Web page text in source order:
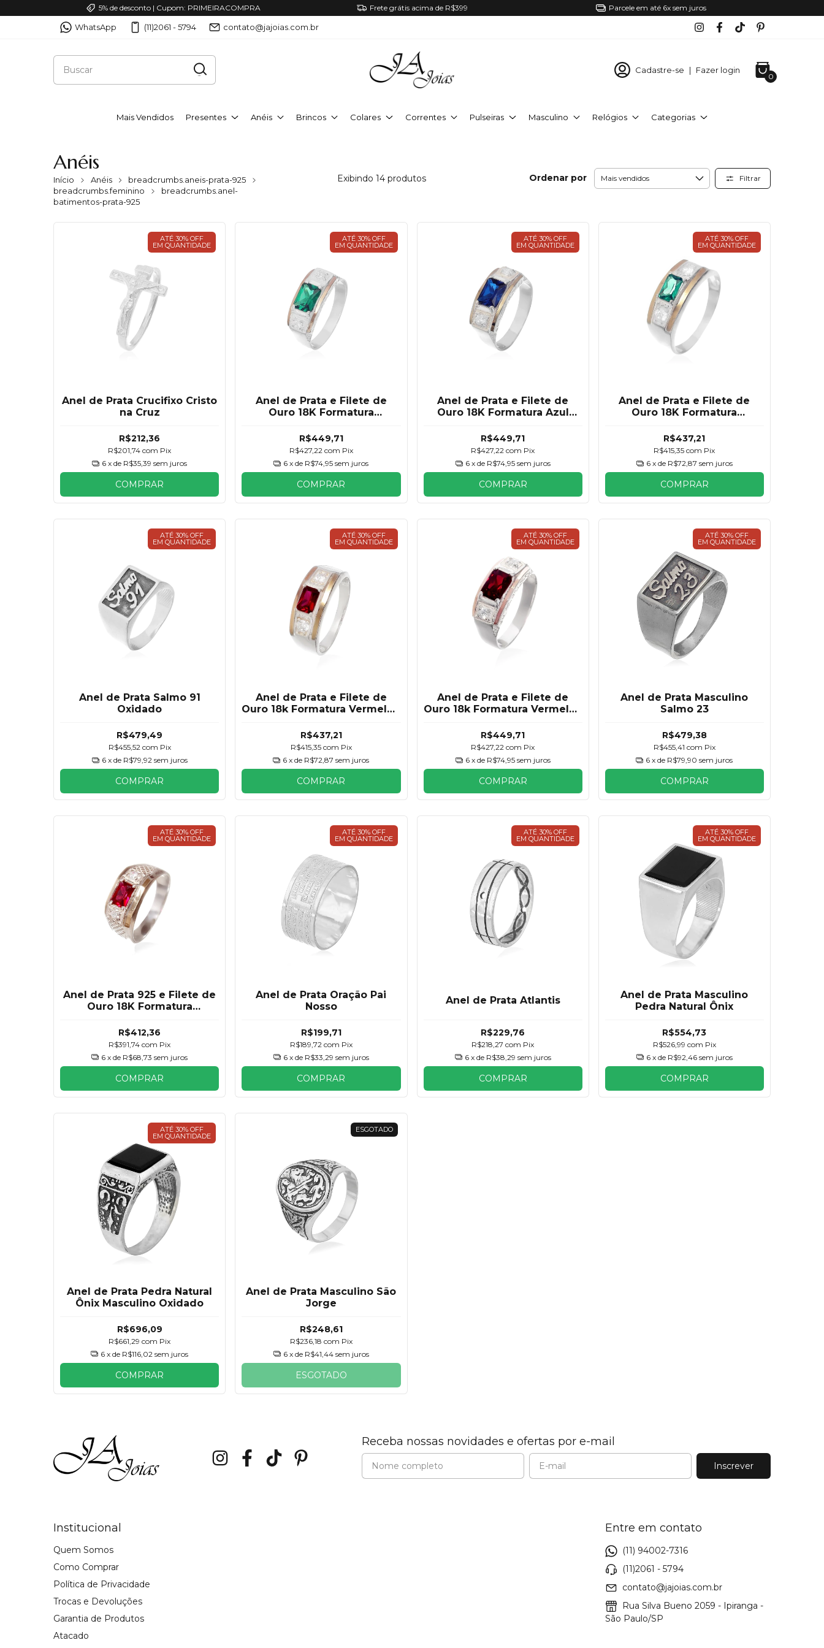
5% de desconto | Cupom: PRIMEIRACOMPRA Frete grátis acima de R$399 Parcele em até 6x sem juros
WhatsApp (11)2061 - 5794 contato@jajoias.com.br
Cadastre-se | Fazer login
0
Mais Vendidos Presentes Anéis Brincos Colares Correntes Pulseiras Masculino Relógios Categorias
Anéis
Início Anéis
breadcrumbs.aneis-prata-925
breadcrumbs.feminino
breadcrumbs.anel-
batimentos-prata-925
Exibindo 14 produtos Ordenar por Filtrar
ATÉ 30% OFF
EM QUANTIDADE
Anel de Prata Crucifixo Cristo
na Cruz
R$212,36
R$201,74com Pix
6 x de R$35,39 sem juros
COMPRAR
ATÉ 30% OFF
EM QUANTIDADE
Anel de Prata e Filete de
Ouro 18K Formatura
R$449,71
R$427,22 com Pix
6 x de R$74,95 sem juros
COMPRAR
ATÉ 30% OFF
EM QUANTIDADE
Anel de Prata e Filete de
Ouro 18K Formatura Azul
R$449,71
R$427,22com Pix
6 x de R$74,95 sem juros
COMPRAR
ATÉ 30% OFF
EM QUANTIDADE
Anel de Prata e Filete de
Ouro 18K Formatura
R$437,21
R$415,35com Pix
6 x de R$72,87 sem juros
COMPRAR
ATÉ 30% OFF
EM QUANTIDADE
Anel de Prata Salmo 91
Oxidado
R$479,49
R$455,52 com Pix
6 x de R$79,92 sem juros
COMPRAR
ATÉ 30% OFF
EM QUANTIDADE
Anel de Prata e Filete de
Ouro 18k Formatura Vermelho
R$437,21
R$415,35 com Pix
6 x de R$72,87 sem juros
COMPRAR
ATÉ 30% OFF
EM QUANTIDADE
Anel de Prata e Filete de
Ouro 18k Formatura Vermelho
R$449,71
R$427,22com Pix
6 x de R$74,95 sem juros
COMPRAR
ATÉ 30% OFF
EM QUANTIDADE
Anel de Prata Masculino
Salmo 23
R$479,38
R$455,41 com Pix
6 x de R$79,90 sem juros
COMPRAR
ATÉ 30% OFF
EM QUANTIDADE
Anel de Prata 925 e Filete de
Ouro 18K Formatura
R$412,36
R$391,74com Pix
6 x de R$68,73 sem juros
COMPRAR
ATÉ 30% OFF
EM QUANTIDADE
Anel de Prata Oração Pai
Nosso
R$199,71
R$189,72 com Pix
6 x de R$33,29 sem juros
COMPRAR
ATÉ 30% OFF
EM QUANTIDADE
Anel de Prata Atlantis
R$229,76
R$218,27com Pix
6 x de R$38,29 sem juros
COMPRAR
ATÉ 30% OFF
EM QUANTIDADE
Anel de Prata Masculino
Pedra Natural Ônix
R$554,73
R$526,99 com Pix
6 x de R$92,46 sem juros
COMPRAR
ATÉ 30% OFF
EM QUANTIDADE
Anel de Prata Pedra Natural
Ônix Masculino Oxidado
R$696,09
R$661,29com Pix
6 x de R$116,02 sem juros
COMPRAR
ESGOTADO
Anel de Prata Masculino São
Jorge
R$248,61
R$236,18 com Pix
6 x de R$41,44 sem juros
ESGOTADO
Receba nossas novidades e ofertas por e-mail
Institucional
Quem Somos
Como Comprar
Política de Privacidade
Trocas e Devoluções
Garantia de Produtos
Atacado
Entre em contato
(11) 94002-7316
(11)2061 - 5794
contato@jajoias.com.br
Rua Silva Bueno 2059 - Ipiranga -
São Paulo/SP